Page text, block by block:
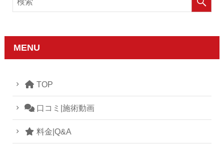
MENU
TOP
口コミ|施術動画
料金|Q&A